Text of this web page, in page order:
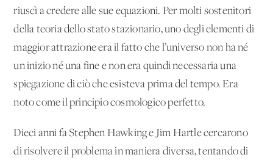
riuscì a credere alle sue equazioni. Per molti sostenitori
della teoria dello stato stazionario, uno degli elementi di
maggior attrazione era il fatto che l’universo non ha né
un inizio né una fine e non era quindi necessaria una
spiegazione di ciò che esisteva prima del tempo. Era
noto come il principio cosmologico perfetto.
Dieci anni fa Stephen Hawking e Jim Hartle cercarono
di risolvere il problema in maniera diversa, tentando di